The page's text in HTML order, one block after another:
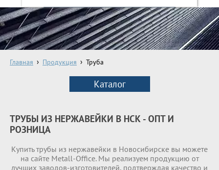
Главная Продукция Труба
Каталог
ТРУБЫ ИЗ НЕРЖАВЕЙКИ В НСК - ОПТ И
РОЗНИЦА
Купить трубы из нержавейки в Новосибирске вы можете
на сайте Metall-Office. Мы реализуем продукцию от
лучших заводов-изготовителей, подтверждая качество и